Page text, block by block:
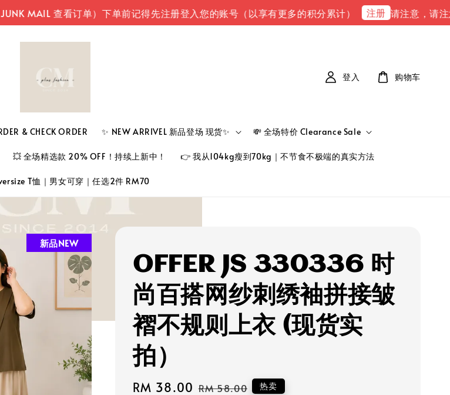
查看订单）下单前记得先注册登入您的账号（以享有更多的积分累计） 注册 请注意，请注意
& CHECK ORDER ✨ NEW ARRIVEL 新品登场 现货✨ 💸 全场特价 Clearance Sale
💥 全场精选款 20% OFF！持续上新中！ 👉 我从104kg瘦到70kg｜不节食不极端的真实方法
T恤｜男女可穿｜任选2件 RM70
登入 购物车
新品NEW
OFFER JS 330336 时
尚百搭网纱刺绣袖拼接皱
褶不规则上衣 (现货实
拍）
Sale
RM 38.00 Regular
RM 58.00 热卖